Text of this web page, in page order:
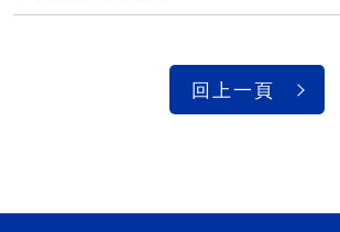
回上一頁